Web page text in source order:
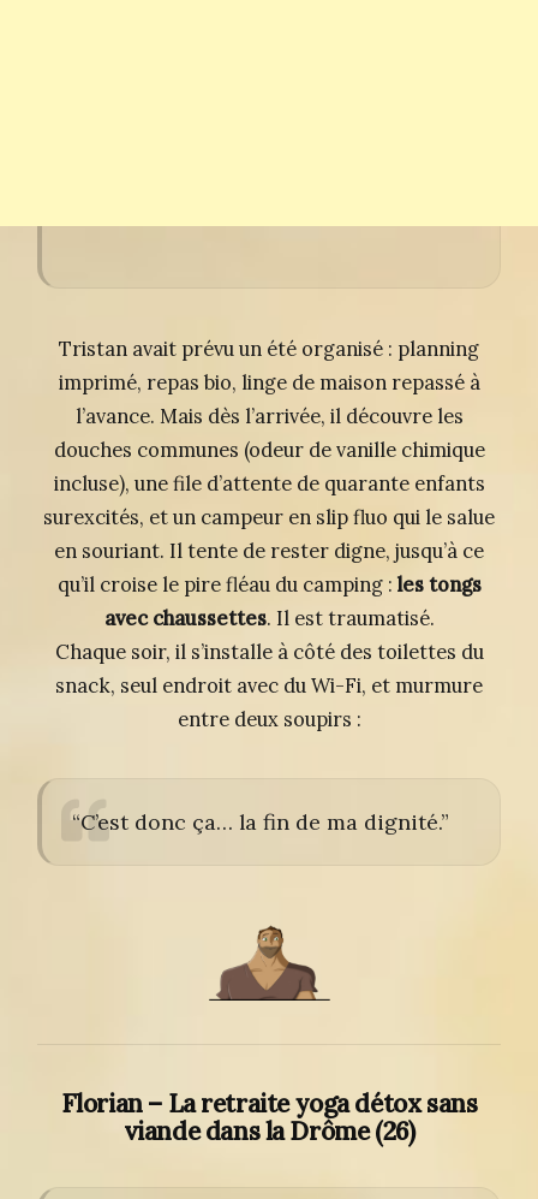
Tristan avait prévu un été organisé : planning
imprimé, repas bio, linge de maison repassé à
l’avance. Mais dès l’arrivée, il découvre les
douches communes (odeur de vanille chimique
incluse), une file d’attente de quarante enfants
surexcités, et un campeur en slip fluo qui le salue
en souriant. Il tente de rester digne, jusqu’à ce
qu’il croise le pire fléau du camping : les tongs
avec chaussettes. Il est traumatisé.
Chaque soir, il s’installe à côté des toilettes du
snack, seul endroit avec du Wi-Fi, et murmure
entre deux soupirs :
“C’est donc ça… la fin de ma dignité.”
Florian – La retraite yoga détox sans
viande dans la Drôme (26)